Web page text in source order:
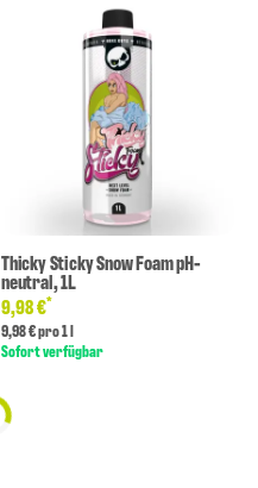
Thicky Sticky Snow Foam pH-
neutral, 1L
9,98 €*
9,98 € pro 1 l
Sofort verfügbar